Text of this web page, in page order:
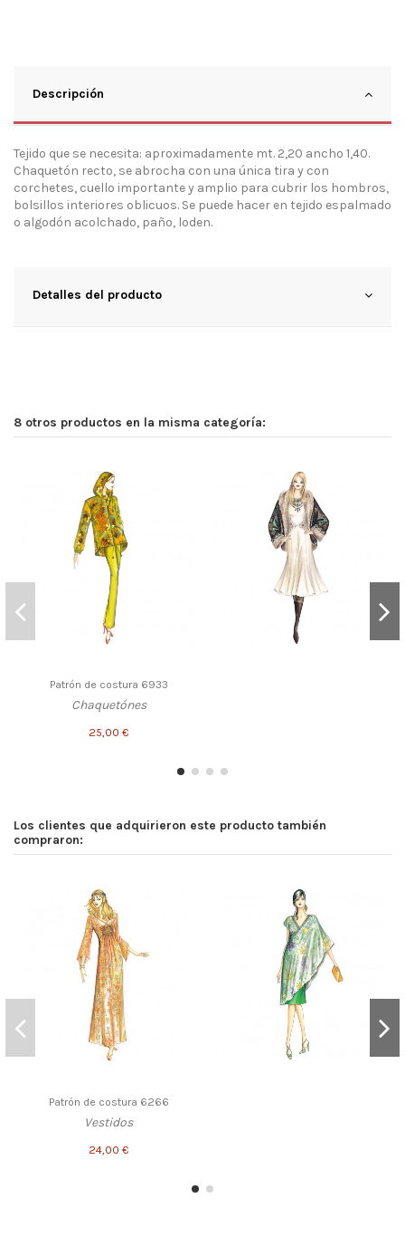
Descripción
Tejido que se necesita: aproximadamente mt. 2,20 ancho 1,40.
Chaquetón recto, se abrocha con una única tira y con
corchetes, cuello importante y amplio para cubrir los hombros,
bolsillos interiores oblicuos. Se puede hacer en tejido espalmado
o algodón acolchado, paño, loden.
Detalles del producto
8 otros productos en la misma categoría:
Patrón de costura 6933
Chaquetónes
25,00 €
Los clientes que adquirieron este producto también
compraron:
Patrón de costura 6266
Vestidos
24,00 €